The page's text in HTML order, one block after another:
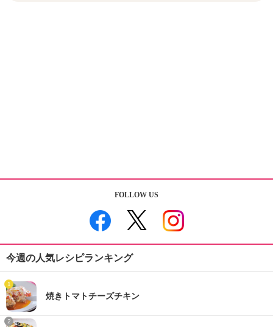
FOLLOW US
今週の人気レシピランキング
1
焼きトマトチーズチキン
2